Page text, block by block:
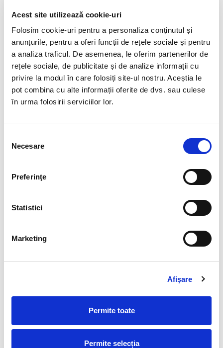
Acest site utilizează cookie-uri
Folosim cookie-uri pentru a personaliza conținutul și
anunțurile, pentru a oferi funcții de rețele sociale și pentru
a analiza traficul. De asemenea, le oferim partenerilor de
rețele sociale, de publicitate și de analize informații cu
privire la modul în care folosiți site-ul nostru. Aceștia le
pot combina cu alte informații oferite de dvs. sau culese
în urma folosirii serviciilor lor.
consimțământului
Necesare
Preferinţe
Statistici
Marketing
Afişare
Permite toate
Permite selecția
Cercei ametist oval fatetat
Cercei ametist oval fatetat-
Cercei ametist pomisor